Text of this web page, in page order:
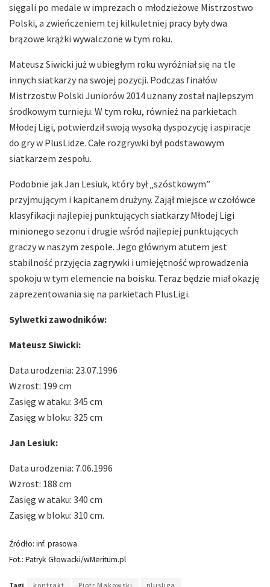
sięgali po medale w imprezach o młodzieżowe Mistrzostwo
Polski, a zwieńczeniem tej kilkuletniej pracy były dwa
brązowe krążki wywalczone w tym roku.
Mateusz Siwicki już w ubiegłym roku wyróżniał się na tle
innych siatkarzy na swojej pozycji. Podczas finałów
Mistrzostw Polski Juniorów 2014 uznany został najlepszym
środkowym turnieju. W tym roku, również na parkietach
Młodej Ligi, potwierdził swoją wysoką dyspozycję i aspiracje
do gry w PlusLidze. Całe rozgrywki był podstawowym
siatkarzem zespołu.
Podobnie jak Jan Lesiuk, który był „szóstkowym”
przyjmującym i kapitanem drużyny. Zajął miejsce w czołówce
klasyfikacji najlepiej punktujących siatkarzy Młodej Ligi
minionego sezonu i drugie wśród najlepiej punktujących
graczy w naszym zespole. Jego głównym atutem jest
stabilność przyjęcia zagrywki i umiejętność wprowadzenia
spokoju w tym elemencie na boisku. Teraz będzie miał okazję
zaprezentowania się na parkietach PlusLigi.
Sylwetki zawodników:
Mateusz Siwicki:
Data urodzenia: 23.07.1996
Wzrost: 199 cm
Zasięg w ataku: 345 cm
Zasięg w bloku: 325 cm
Jan Lesiuk:
Data urodzenia: 7.06.1996
Wzrost: 188 cm
Zasięg w ataku: 340 cm
Zasięg w bloku: 310 cm.
Źródło: inf. prasowa
Fot.: Patryk Głowacki/wMeritum.pl
Tagi kontrakt Piotr Makowski plusliga